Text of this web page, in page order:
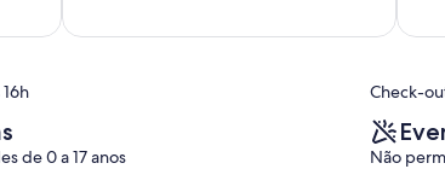
Check-
de 0 a 17 anos Não